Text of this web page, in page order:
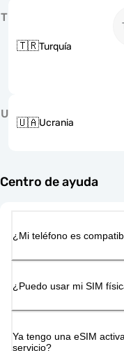
T
🇹🇷Turquía
U
🇺🇦Ucrania
Centro de ayuda
¿Mi teléfono es
¿Puedo usar mi SIM
Ya tengo una eSIM
servicio?